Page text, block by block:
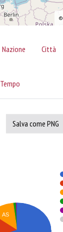
©
Nazione Città
Tempo
Salva come PNG
AS